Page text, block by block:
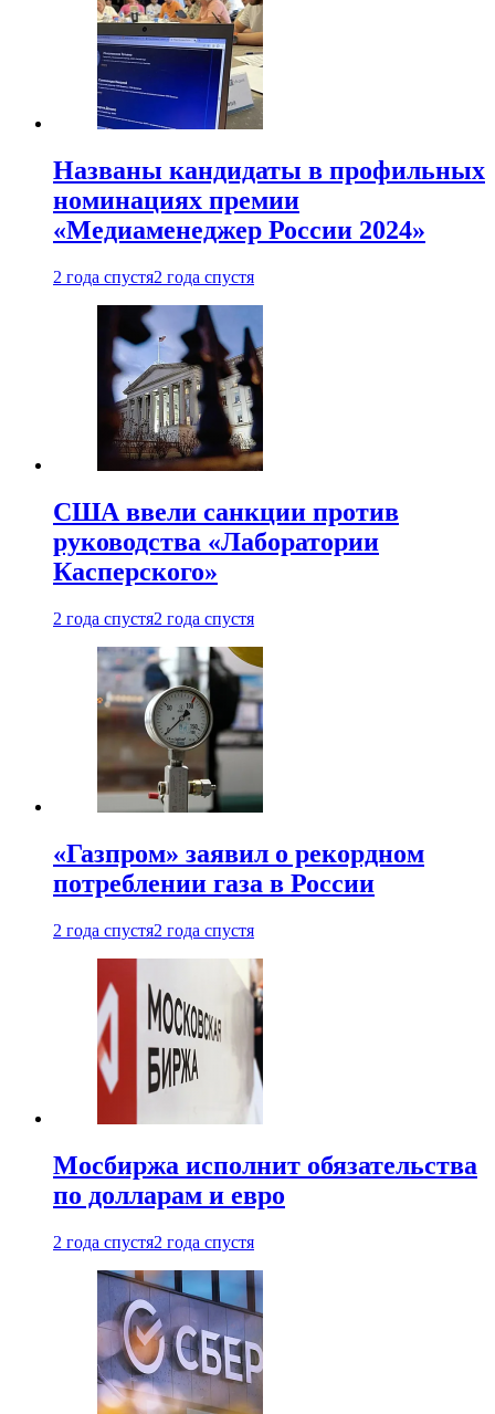
Названы кандидаты в профильных
номинациях премии
«Медиаменеджер России 2024»
2 года спустя2 года спустя
США ввели санкции против
руководства «Лаборатории
Касперского»
2 года спустя2 года спустя
«Газпром» заявил о рекордном
потреблении газа в России
2 года спустя2 года спустя
Мосбиржа исполнит обязательства
по долларам и евро
2 года спустя2 года спустя